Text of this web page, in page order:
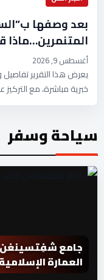
بعد وصفها
المتنمرين…ماذا
أغسطس 9, 2026
يعرض هذا التقرير
خبرية مباشرة، مع
سياحة وسفر
جامع شفِتسينغن…
العمارة الإسلامية